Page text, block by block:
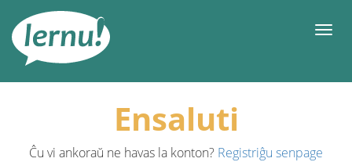
enhavo
Ensaluti
Ĉu vi ankoraŭ ne havas la konton? Registriĝu senpage